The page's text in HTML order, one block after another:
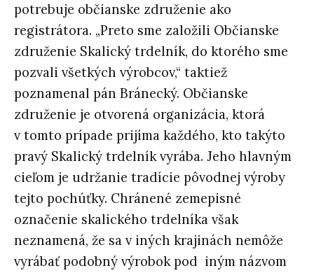
potrebuje občianske združenie ako
registrátora. „Preto sme založili Občianske
združenie Skalický trdelník, do ktorého sme
pozvali všetkých výrobcov,“ taktiež
poznamenal pán Bránecký. Občianske
združenie je otvorená organizácia, ktorá
v tomto prípade prijíma každého, kto takýto
pravý Skalický trdelník vyrába. Jeho hlavným
cieľom je udržanie tradície pôvodnej výroby
tejto pochúťky. Chránené zemepisné
označenie skalického trdelníka však
neznamená, že sa v iných krajinách nemôže
vyrábať podobný výrobok pod iným názvom